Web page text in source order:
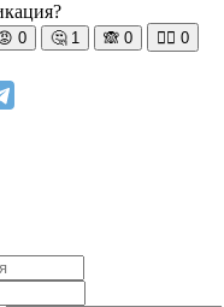
0 🤔 1 🙈 0 🧘‍♀️ 0